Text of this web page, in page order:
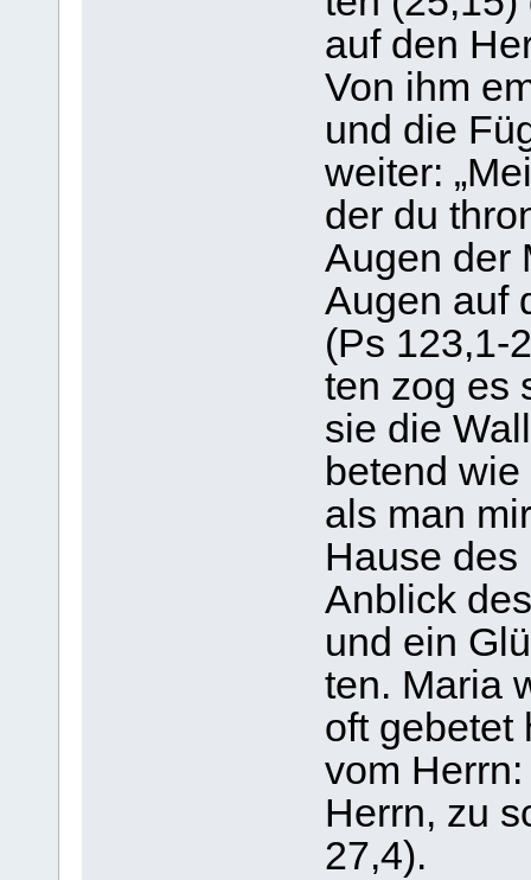
auf den
Von ihm
und die
wei­ter:
der du
Augen der
Augen auf
(Ps 123,1-
ten zog es
sie die
betend
als man
Hause des
Anblick
und ein
ten. Maria
oft gebe­tet
vom
Herrn, zu
27,4).